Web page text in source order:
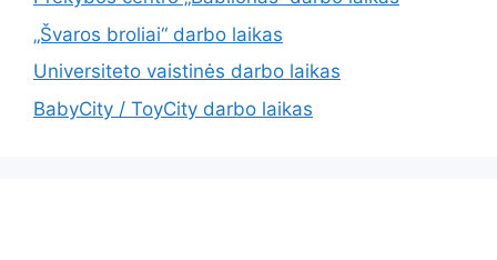
„Švaros broliai“ darbo laikas
Universiteto vaistinės darbo laikas
BabyCity / ToyCity darbo laikas